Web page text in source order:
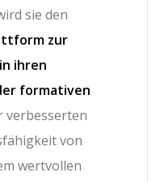
sie den
zur
ihren
formativen
verbesserten
von
wertvollen